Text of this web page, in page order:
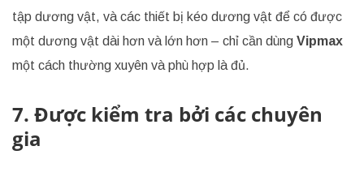
tập dương vật, và các thiết bị kéo dương vật để có được
một dương vật dài hơn và lớn hơn – chỉ cần dùng Vipmax
một cách thường xuyên và phù hợp là đủ.
7. Được kiểm tra bởi các chuyên
gia